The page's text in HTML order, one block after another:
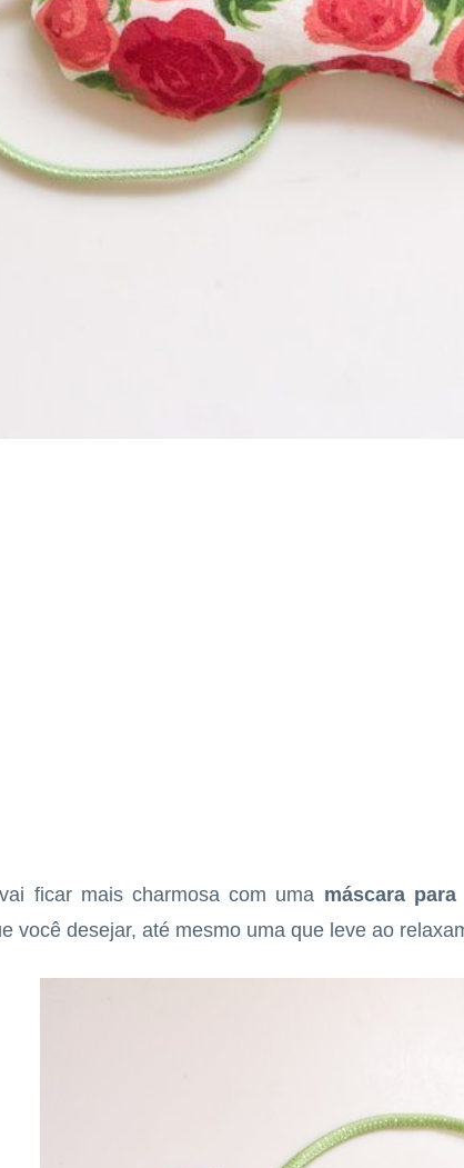
ficar mais charmosa com uma máscara
você desejar, até mesmo uma que leve ao